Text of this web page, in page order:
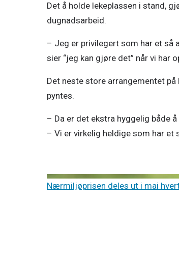
Det å holde lekeplassen i stand,
dugnadsarbeid.
– Jeg er privilegert som har et så
sier “jeg kan gjøre det” når vi har
Det neste store arrangementet
pyntes.
– Da er det ekstra hyggelig både
– Vi er virkelig heldige som har
Nærmiljøprisen deles ut i mai